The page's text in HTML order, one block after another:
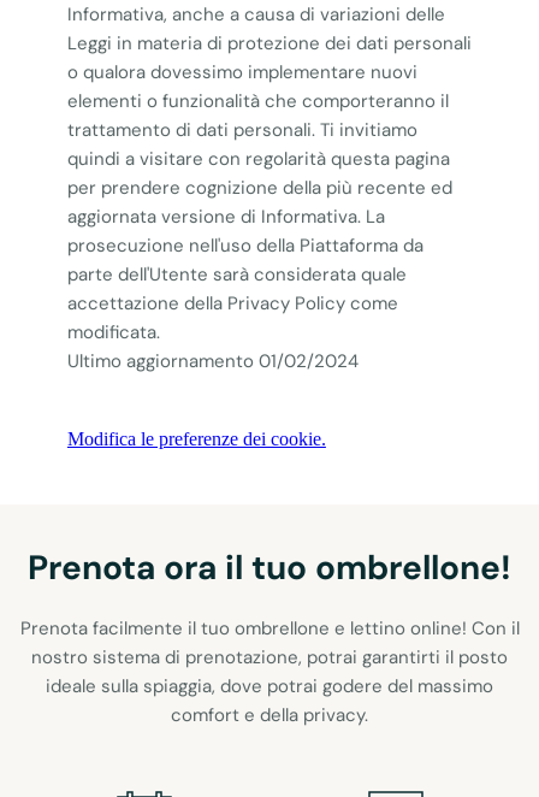
Informativa, anche a causa di variazioni delle
Leggi in materia di protezione dei dati personali
o qualora dovessimo implementare nuovi
elementi o funzionalità che comporteranno il
trattamento di dati personali. Ti invitiamo
quindi a visitare con regolarità questa pagina
per prendere cognizione della più recente ed
aggiornata versione di Informativa. La
prosecuzione nell'uso della Piattaforma da
parte dell'Utente sarà considerata quale
accettazione della Privacy Policy come
modificata.
Ultimo aggiornamento 01/02/2024
Modifica le preferenze dei cookie.
Prenota ora il tuo ombrellone!
Prenota facilmente il tuo ombrellone e lettino online! Con il
nostro sistema di prenotazione, potrai garantirti il posto
ideale sulla spiaggia, dove potrai godere del massimo
comfort e della privacy.